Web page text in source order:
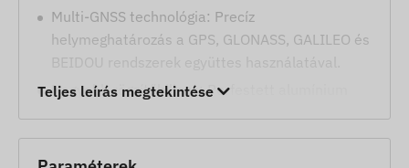
Multi-GNSS technológia: Precíz
helymeghatározás a GPS, GLONASS, GALILEO és
BEIDOU rendszerek együttes használatával.
Nagyobb rögzítőbilincs: Porfestett alumínium
szélesebb kormányrudakhoz.
Strapabíró kivitel: Rozsdamentes fém burkolat
Teljes leírás megtekintése